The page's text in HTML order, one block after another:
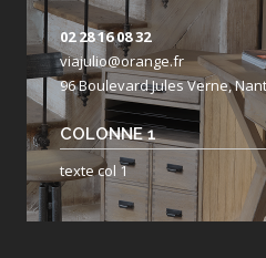
02 28 16 08 32
viajulio@orange.fr
96 Boulevard Jules Verne,
COLONNE 1
texte col 1